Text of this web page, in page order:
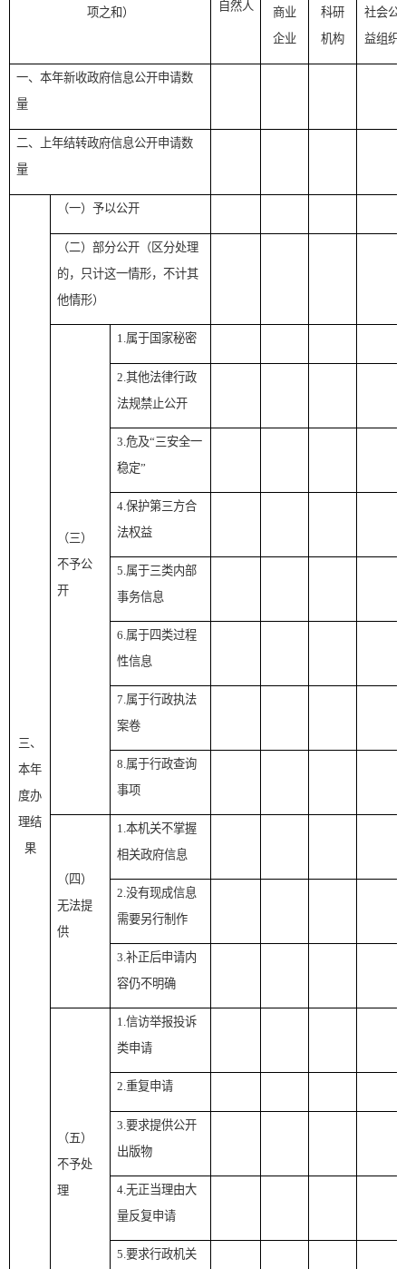
项之和）
自然人
商业
企业
科研
机构
社会公
益组织
一、本年新收政府信息公开申请数
量
二、上年结转政府信息公开申请数
量
三、
本年
度办
理结
果
（一）予以公开
（二）部分公开（区分处理
的，只计这一情形，不计其
他情形）
（三）
不予公
开
1.属于国家秘密
2.其他法律行政
法规禁止公开
3.危及“三安全一
稳定”
4.保护第三方合
法权益
5.属于三类内部
事务信息
6.属于四类过程
性信息
7.属于行政执法
案卷
8.属于行政查询
事项
（四）
无法提
供
1.本机关不掌握
相关政府信息
2.没有现成信息
需要另行制作
3.补正后申请内
容仍不明确
（五）
不予处
理
1.信访举报投诉
类申请
2.重复申请
3.要求提供公开
出版物
4.无正当理由大
量反复申请
5.要求行政机关